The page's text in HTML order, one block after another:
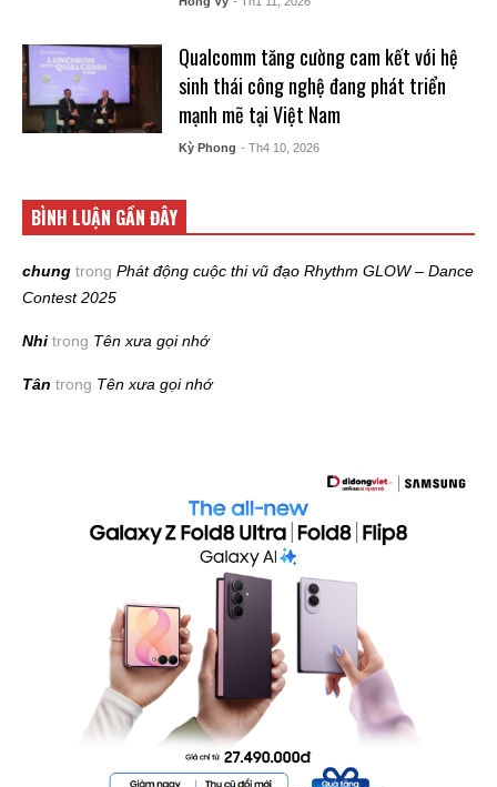
Qualcomm tăng cường cam kết với hệ
sinh thái công nghệ đang phát triển
mạnh mẽ tại Việt Nam
Kỳ Phong - Th4 10, 2026
BÌNH LUẬN GẦN ĐÂY
chung trong Phát động cuộc thi vũ đạo Rhythm GLOW – Dance
Contest 2025
Nhi trong Tên xưa gọi nhớ
Tân trong Tên xưa gọi nhớ